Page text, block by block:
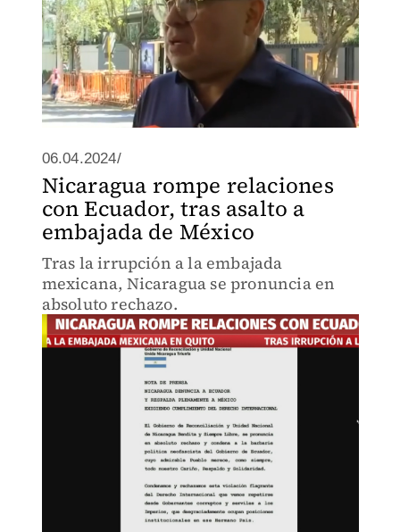
06.04.2024/
Nicaragua rompe relaciones
con Ecuador, tras asalto a
embajada de México
Tras la irrupción a la embajada
mexicana, Nicaragua se pronuncia en
absoluto rechazo.